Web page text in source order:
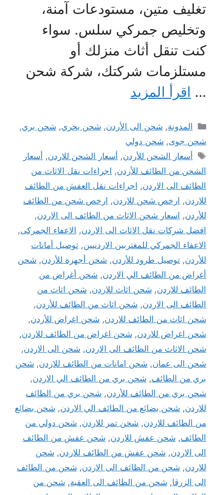
تغليف متين، مستودعات آمنة،
وتخليص جمركي سلس. سواء
كنت تنقل أثاث منزلك أو
مستلزمات شركتك، شركة شحن
… اقرأ المزيد
التصنيفات
المدونة, شحن الى الأردن, شحن بحري, شحن بري,
شحن جوى, شحن دولي
الوسوم
أسعار الشحن للأردن, أسعار الشحن للاردن, أسعار
الشحن من الطائف للأردن, اجراءات نقل الاثاث من
الطائف الى الاردن, اجراءات نقل العفش من الطائف
للاردن, ارخص شحن للاردن, ارخص شحن من الطائف
للأردن, اسعار شحن الاثاث من الطائف الى الاردن,
افضل شركات نقل الاثاث الى الاردن, الاعفاء الجمركى,
الاعفاء الجمركي للمغتربين الاردنيين, توصيل أمانات
للأردن, توصيل طرود للأردن, شحن أجهزة للأردن, شحن
أغراض من الطائف الي الاردن, شحن أغراض من
الطائف للاردن, شحن اثاث للاردن, شحن اثاث من
الطائف الى الاردن, شحن اثاث من الطائف للأردن,
شحن اثاث من الطائف للاردن, شحن اغراض للأردن,
شحن اغراض للاردن, شحن اغراض من الطائف للاردن,
شحن الاثاث من الطائف الى الاردن, شحن الى الاردن,
شحن الى عمان, شحن امانات من الطائف للاردن, شحن
بري من الطائف, شحن بري من الطائف الي الاردن,
شحن بري من الطائف للأردن, شحن بري من الطائف
للاردن, شحن بضائع من الطائف الي الاردن, شحن بضائع
من الطائف للاردن, شحن تمر للاردن, شحن دولي من
الطائف, شحن عفش للاردن, شحن عفش من الطائف
الى الاردن, شحن عفش من الطائف للاردن, شحن
للاردن, شحن من الطائف الى الاردن, شحن من الطائف
الى الزرقا, شحن من الطائف الى العقبة, شحن من